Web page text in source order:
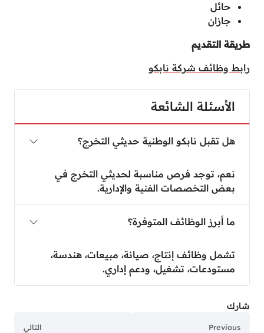
حائل
جازان
طريقة التقديم
رابط وظائف شركة نابكو
الأسئلة الشائعة
هل تقبل نابكو الوطنية حديثي التخرج؟
نعم، توجد فرص مناسبة لحديثي التخرج في
بعض التخصصات الفنية والإدارية.
ما أبرز الوظائف المتوفرة؟
تشمل وظائف إنتاج، صيانة، مبيعات، هندسة،
مستودعات، تشغيل، ودعم إداري.
شارك
Previous التالي